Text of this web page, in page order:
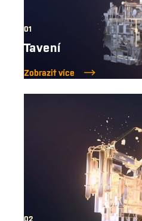
01
Tavení
Zobrazit více
02